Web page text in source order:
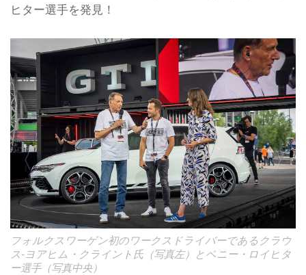
ゴルフGTI TCRでWTCRにも参戦し、
まさに“世界一のゴルフGTI使い”なので
す。
Golf GTI...
ヒター選手を発見！
フォルクスワーゲン初のワークスドライバーであるクラウ
ス-ヨアヒム・クライント氏（写真左）とベニー・ロイヒタ
ー選手（写真中央）